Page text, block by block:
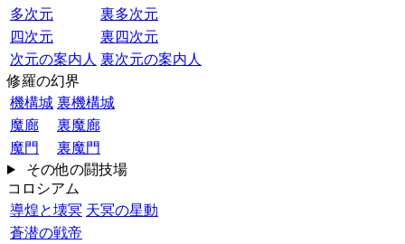
多次元
裏多次元
四次元
裏四次元
次元の案内人 裏次元の案内人
修羅の幻界
機構城 裏機構城
魔廊
裏魔廊
魔門
裏魔門
その他の闘技場
コロシアム
導煌と壊冥 天冥の星動
蒼潜の戦帝